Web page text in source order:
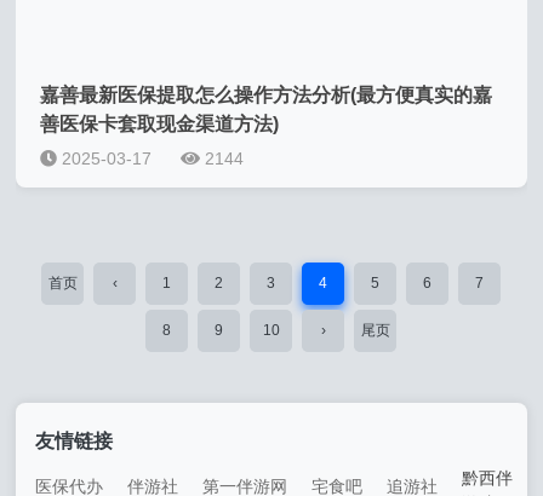
嘉善最新医保提取怎么操作方法分析(最方便真实的嘉
善医保卡套取现金渠道方法)
2025-03-17 2144
首页 ‹ 1 2 3 4 5 6 7
8 9 10 › 尾页
友情链接
医保代办 伴游社 第一伴游网 宅食吧 追游社
黔西伴